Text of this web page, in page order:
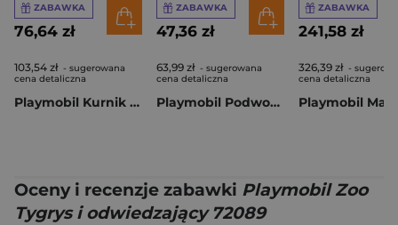
ZABAWKA
76,64 zł
103,54 zł - sugerowana
cena detaliczna
Playmobil Kurnik 72168
ZABAWKA
47,36 zł
63,99 zł - sugerowana
cena detaliczna
Playmobil Podwodny bufet weselny 72108
ZABAWKA
241,58 zł
326,39 zł -
cena detaliczna
Oceny i recenzje zabawki Playmobil Zoo
Tygrys i odwiedzający 72089